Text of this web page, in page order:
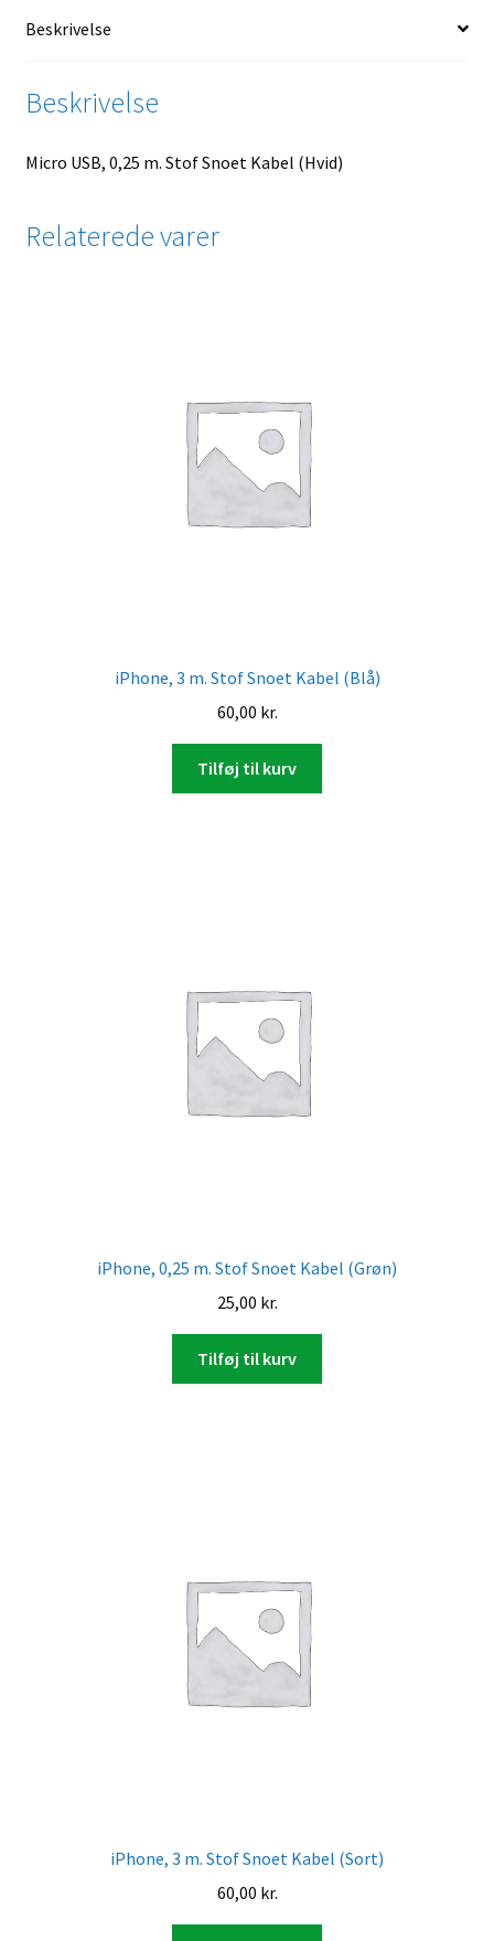
Beskrivelse
Beskrivelse
Micro USB, 0,25 m. Stof Snoet Kabel (Hvid)
Relaterede varer
iPhone, 3 m. Stof Snoet Kabel (Blå)
60,00 kr.
Tilføj til kurv
iPhone, 0,25 m. Stof Snoet Kabel (Grøn)
25,00 kr.
Tilføj til kurv
iPhone, 3 m. Stof Snoet Kabel (Sort)
60,00 kr.